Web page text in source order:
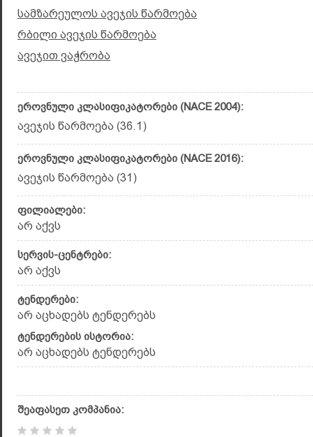
სამზარეულოს ავეჯის წარმოება
რბილი ავეჯის წარმოება
ავეჯით ვაჭრობა
ეროვნული კლასიფიკატორები (NACE 2004):
ავეჯის წარმოება (36.1)
ეროვნული კლასიფიკატორები (NACE 2016):
ავეჯის წარმოება (31)
ფილიალები:
არ აქვს
სერვის-ცენტრები:
არ აქვს
ტენდერები:
არ აცხადებს ტენდერებს
ტენდერების ისტორია:
არ აცხადებს ტენდერებს
შეაფასეთ კომპანია: